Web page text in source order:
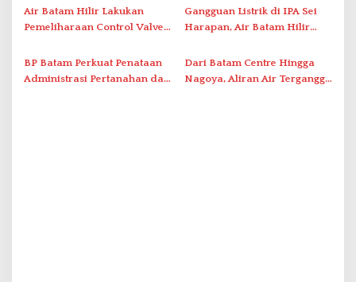
Tatap Muka
Air Batam Hilir Lakukan
Pemeliharaan Control Valve,
Gangguan Listrik di IPA Sei
Harapan, Air Batam Hilir
Pasokan Air
BP Batam Perkuat Penataan
Administrasi Pertanahan dan
Dari Batam Centre Hingga
Nagoya, Aliran Air Terganggu